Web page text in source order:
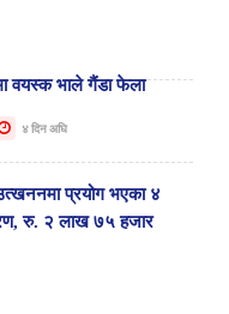
वयस्क भाले गैंडा फेला
४ दिन अघि
उत्खननमा प्रयोग भएका ४
रु. २ लाख ७५ हजार